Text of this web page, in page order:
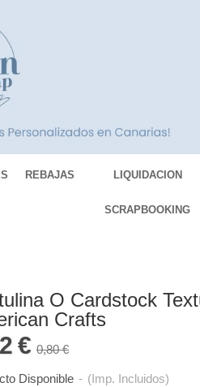
REBAJAS LIQUIDACION
SCRAPBOOKING
O Cardstock
Crafts
€0,80 €
Disponible - (Imp. Incluidos)